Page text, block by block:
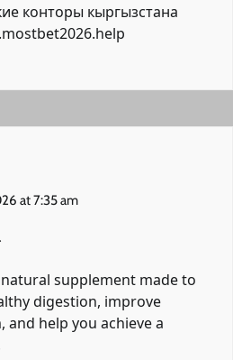
конторы кыргызстана
at 7:35 am
natural supplement made to
digestion, improve
and help you achieve a